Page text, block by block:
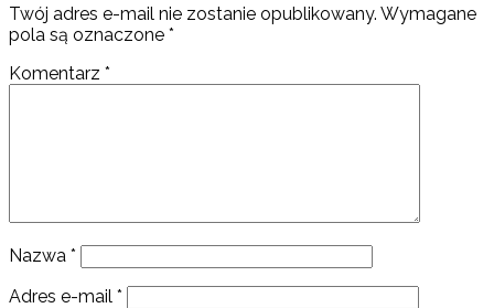
Twój adres e-mail nie zostanie opublikowany. Wymagane
pola są oznaczone *
Komentarz *
Nazwa *
Adres e-mail *